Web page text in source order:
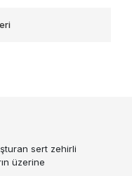
sert zehirli
üzerine